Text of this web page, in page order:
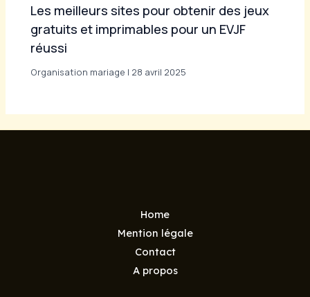
Les meilleurs sites pour obtenir des jeux
gratuits et imprimables pour un EVJF
réussi
Organisation mariage | 28 avril 2025
Home
Mention légale
Contact
A propos